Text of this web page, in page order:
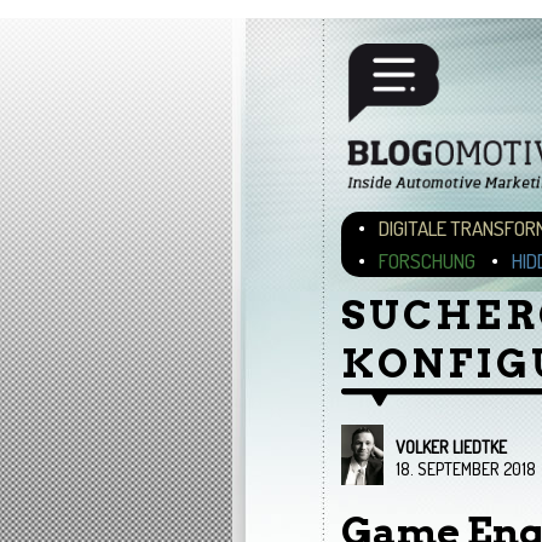
Hauptmenü
ZUM INHALT WECHSELN
ZUM SEKUNDÄREN
DIGITALE
FORSCHUNG
VOLKER LIEDTKE
18. SEPTEMBER 2018
Game